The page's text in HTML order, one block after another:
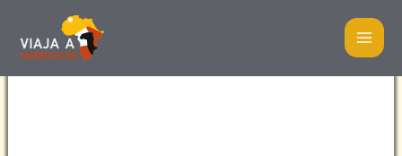
contenido